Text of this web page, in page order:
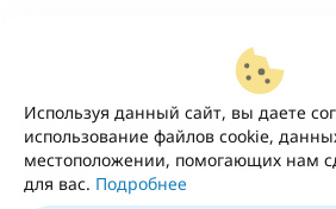
Используя данный сайт, вы даете
использование файлов cookie,
местоположении, помогающих нам
для вас. Подробнее